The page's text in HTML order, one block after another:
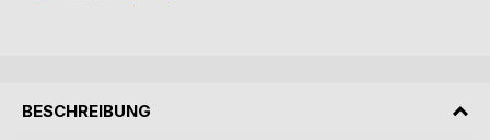
BESCHREIBUNG